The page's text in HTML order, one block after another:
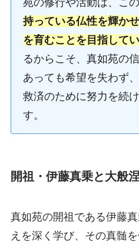
持っている仏性を輝か
を育むことを目指して
るからこそ、真如苑の
あっても希望を失わず
救済のために努力を続
す。
開祖・伊藤真乗と大般
真如苑の開祖である伊藤
えを深く学び、その真髄